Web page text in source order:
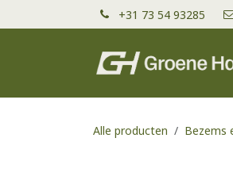
Overslaan naar inhoud +31 73 54 93285
Alle producten Bezems